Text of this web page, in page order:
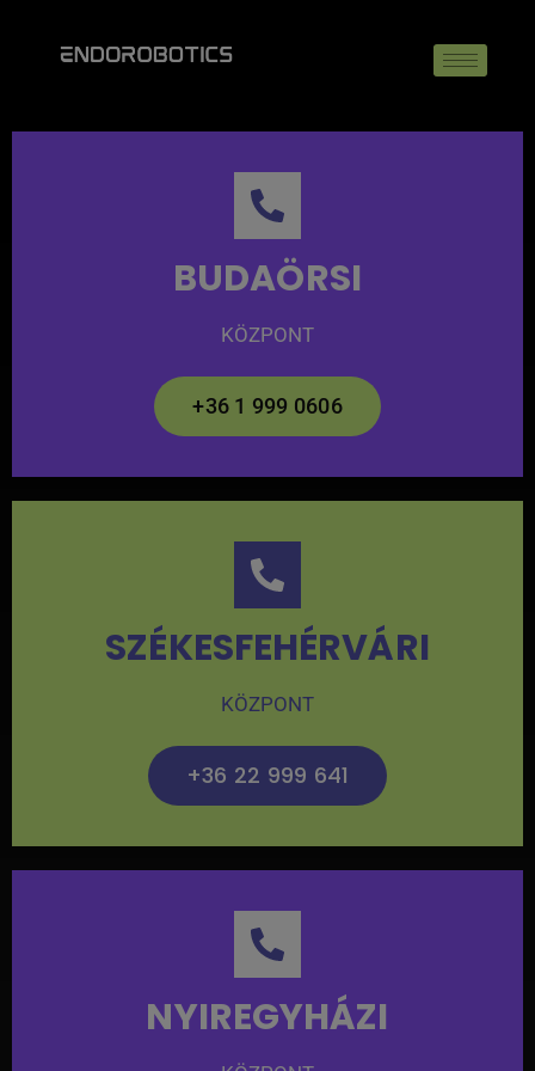
BUDAÖRSI
KÖZPONT
+36 1 999 0606
SZÉKESFEHÉRVÁRI
KÖZPONT
+36 22 999 641
NYIREGYHÁZI